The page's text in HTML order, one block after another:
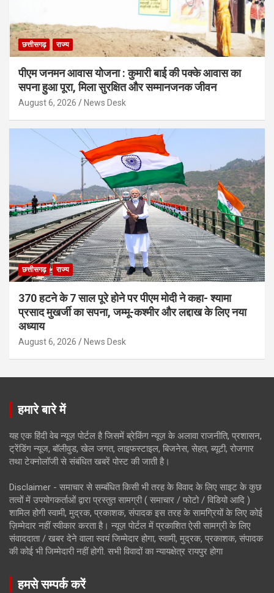
छत्तीसगढ़ राज्य
पीएम जनमन आवास योजना : कुमारी बाई की पक्के आवास का
सपना हुआ पूरा, मिला सुरक्षित और सम्मानजनक जीवन
August 6, 2026 News Desk
छत्तीसगढ़ राज्य
370 हटने के 7 साल पूरे होने पर पीएम मोदी ने कहा- श्यामा
प्रसाद मुखर्जी का सपना, जम्मू-कश्मीर और लद्दाख के लिए नया
अध्याय
August 6, 2026 News Desk
हमारे बारे में
यह एक हिंदी वेब न्यूज़ पोर्टल है जिसमें ब्रेकिंग न्यूज़ के अलावा राजनीति, प्रशासन,
ट्रेंडिंग न्यूज, बॉलीवुड, खेल जगत, लाइफस्टाइल, बिजनेस, सेहत, ब्यूटी, रोजगार
तथा टेक्नोलॉजी से संबंधित खबरें पोस्ट की जाती है।
Disclaimer - समाचार से सम्बंधित किसी भी तरह के विवाद के लिए साइट के कुछ
तत्वों में उपयोगकर्ताओं द्वारा प्रस्तुत सामग्री ( समाचार / फोटो / विडियो आदि )
शामिल होगी स्वामी, मुद्रक, प्रकाशक, संपादक इस तरह के सामग्रियों के लिए कोई
ज़िम्मेदार नहीं स्वीकार करता है। न्यूज़ पोर्टल में प्रकाशित ऐसी सामग्री के लिए
संवाददाता / खबर देने वाला स्वयं जिम्मेदार होगा, स्वामी, मुद्रक, प्रकाशक, संपादक
की कोई भी जिम्मेदारी नहीं होगी. सभी विवादों का न्यायक्षेत्र रायपुर होगा
हमसे सम्पर्क करें